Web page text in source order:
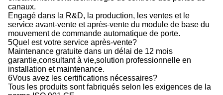
canaux.
Engagé dans la R&D, la production, les ventes et le
service avant-vente et après-vente du module de base du
mouvement de commande automatique de porte.
5Quel est votre service après-vente?
Maintenance gratuite dans un délai de 12 mois
garantie,consultant à vie,solution professionnelle en
installation et maintenance.
6Vous avez les certifications nécessaires?
Tous les produits sont fabriqués selon les exigences de la